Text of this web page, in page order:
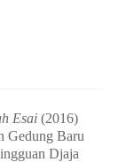
Esai(2016)
Gedung Baru
Djaja